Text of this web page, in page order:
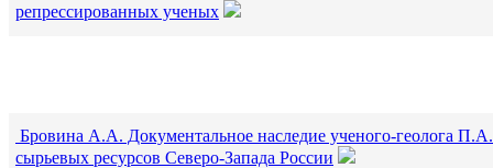
репрессированных ученых
Бровина А.А. Документальное наследие ученого-геолога
сырьевых ресурсов Северо-Запада России